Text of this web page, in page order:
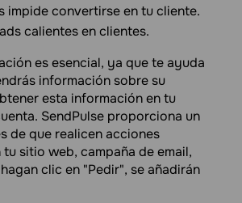
impide convertirse en tu cliente.
calientes en clientes.
es esencial, ya que te ayuda
información sobre su
esta información en tu
SendPulse proporciona un
de que realicen acciones
tu sitio web, campaña de email,
clic en "Pedir", se añadirán